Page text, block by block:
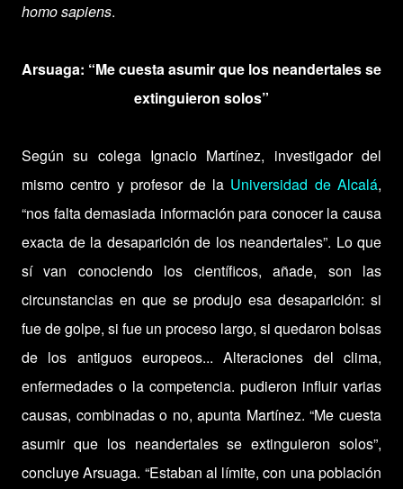
homo sapiens.
Arsuaga: “Me cuesta asumir que los neandertales se
extinguieron solos”
Según su colega Ignacio Martínez, investigador del
mismo centro y profesor de la Universidad de Alcalá,
“nos falta demasiada información para conocer la causa
exacta de la desaparición de los neandertales”. Lo que
sí van conociendo los científicos, añade, son las
circunstancias en que se produjo esa desaparición: si
fue de golpe, si fue un proceso largo, si quedaron bolsas
de los antiguos europeos... Alteraciones del clima,
enfermedades o la competencia. pudieron influir varias
causas, combinadas o no, apunta Martínez. “Me cuesta
asumir que los neandertales se extinguieron solos”,
concluye Arsuaga. “Estaban al límite, con una población